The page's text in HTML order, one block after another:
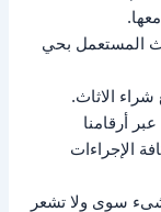
المستعمل بحي
شراء الاثاث.
أرقامنا
الإجراءات
شىء سوى ولا تشعر